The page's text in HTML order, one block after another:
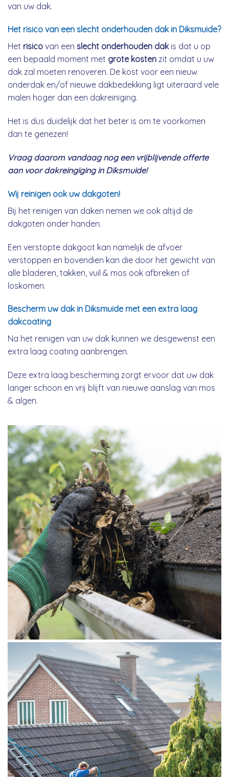
van uw dak.
Het risico van een slecht onderhouden dak in Diksmuide?
Het risico van een slecht onderhouden dakis dat u op
een bepaald moment met grote kosten zit omdat u uw
dak zal moeten renoveren. De kost voor een nieuw
onderdak en/of nieuwe dakbedekking ligt uiteraard vele
malen hoger dan een dakreiniging.
Het is dus duidelijk dat het beter is om te voorkomen
dan te genezen!
Vraag daarom vandaag nog een vrijblijvende offerte
aan voor dakreingiging in Diksmuide!
Wij reinigen ook uw dakgoten!
Bij het reinigen van daken nemen we ook altijd de
dakgoten onder handen.
Een verstopte dakgoot kan namelijk de afvoer
verstoppen en bovendien kan die door het gewicht van
alle bladeren, takken, vuil & mos ook afbreken of
loskomen.
Bescherm uw dak in Diksmuide met een extra laag
dakcoating
Na het reinigen van uw dak kunnen we desgewenst een
extra laag coating aanbrengen.
Deze extra laag bescherming zorgt ervoor dat uw dak
langer schoon en vrij blijft van nieuwe aanslag van mos
& algen.